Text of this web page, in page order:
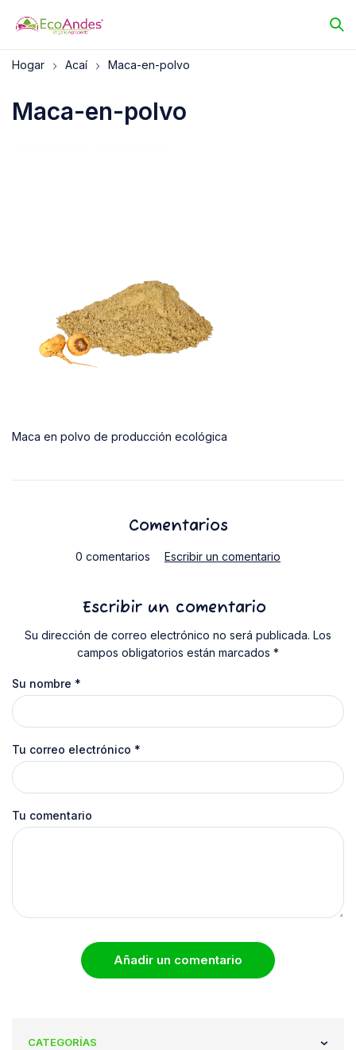
Hogar Acaí Maca-en-polvo
Maca-en-polvo
Maca en polvo de producción ecológica
Comentarios
0 comentarios Escribir un comentario
Escribir un comentario
Su dirección de correo electrónico no será publicada. Los
campos obligatorios están marcados *
Su nombre *
Tu correo electrónico *
Tu comentario
Añadir un comentario
CATEGORÍAS